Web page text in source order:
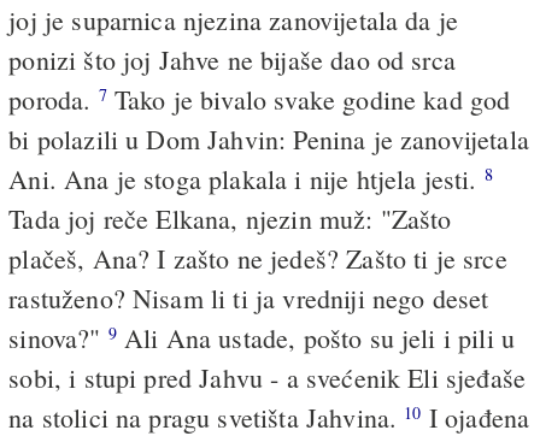
joj je suparnica njezina zanovijetala da je
ponizi što joj Jahve ne bijaše dao od srca
poroda. 7Tako je bivalo svake godine kad god
bi polazili u Dom Jahvin: Penina je zanovijetala
Ani. Ana je stoga plakala i nije htjela jesti. 8
Tada joj reče Elkana, njezin muž: "Zašto
plačeš, Ana? I zašto ne jedeš? Zašto ti je srce
rastuženo? Nisam li ti ja vredniji nego deset
sinova?" 9Ali Ana ustade, pošto su jeli i pili u
sobi, i stupi pred Jahvu - a svećenik Eli sjeđaše
na stolici na pragu svetišta Jahvina. 10 I ojađena